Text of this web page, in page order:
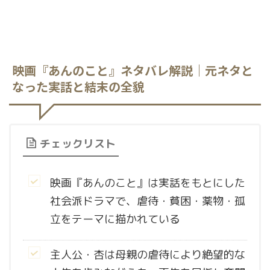
映画『あんのこと』ネタバレ解説｜元ネタと
なった実話と結末の全貌
チェックリスト
映画『あんのこと』は実話をもとにした
社会派ドラマで、虐待・貧困・薬物・孤
立をテーマに描かれている
主人公・杏は母親の虐待により絶望的な